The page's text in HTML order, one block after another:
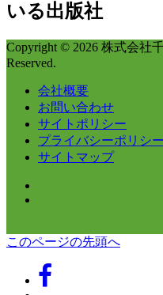
いる出版社
Copyright © 2026 株式会社
Reserved.
会社概要
お問い合わせ
サイトポリシー
プライバシーポリシー
サイトマップ
このページの先頭へ